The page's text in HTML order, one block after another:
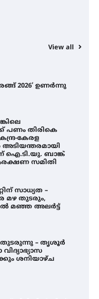
View all
പണം തിരികെ
കേരള
ഐ.ടി.യു. ബാങ്ക്
സമിതി
സാധ്യത –
മഴ തുടരും,
മഞ്ഞ അലർട്ട്
– തൃശൂർ
ശനിയാഴ്ച
നിന്ന്
എൻ. ആര്യ